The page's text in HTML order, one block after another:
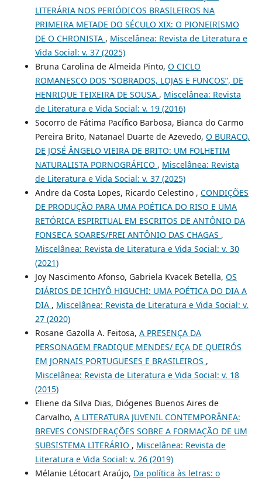
LITERÁRIA NOS PERIÓDICOS BRASILEIROS NA
PRIMEIRA METADE DO SÉCULO XIX: O PIONEIRISMO
DE O CHRONISTA , Miscelânea: Revista de Literatura e
Vida Social: v. 37 (2025)
Bruna Carolina de Almeida Pinto, O CICLO
ROMANESCO DOS “SOBRADOS, LOJAS E FUNCOS”, DE
HENRIQUE TEIXEIRA DE SOUSA , Miscelânea: Revista
de Literatura e Vida Social: v. 19 (2016)
Socorro de Fátima Pacífico Barbosa, Bianca do Carmo
Pereira Brito, Natanael Duarte de Azevedo, O BURACO,
DE JOSÉ ÂNGELO VIEIRA DE BRITO: UM FOLHETIM
NATURALISTA PORNOGRÁFICO , Miscelânea: Revista
de Literatura e Vida Social: v. 37 (2025)
Andre da Costa Lopes, Ricardo Celestino , CONDIÇÕES
DE PRODUÇÃO PARA UMA POÉTICA DO RISO E UMA
RETÓRICA ESPIRITUAL EM ESCRITOS DE ANTÔNIO DA
FONSECA SOARES/FREI ANTÔNIO DAS CHAGAS ,
Miscelânea: Revista de Literatura e Vida Social: v. 30
(2021)
Joy Nascimento Afonso, Gabriela Kvacek Betella, OS
DIÁRIOS DE ICHIYÔ HIGUCHI: UMA POÉTICA DO DIA A
DIA , Miscelânea: Revista de Literatura e Vida Social: v.
27 (2020)
Rosane Gazolla A. Feitosa, A PRESENÇA DA
PERSONAGEM FRADIQUE MENDES/ EÇA DE QUEIRÓS
EM JORNAIS PORTUGUESES E BRASILEIROS ,
Miscelânea: Revista de Literatura e Vida Social: v. 18
(2015)
Eliene da Silva Dias, Diógenes Buenos Aires de
Carvalho, A LITERATURA JUVENIL CONTEMPORÂNEA:
BREVES CONSIDERAÇÕES SOBRE A FORMAÇÃO DE UM
SUBSISTEMA LITERÁRIO , Miscelânea: Revista de
Literatura e Vida Social: v. 26 (2019)
Mélanie Létocart Araújo, Da política às letras: o